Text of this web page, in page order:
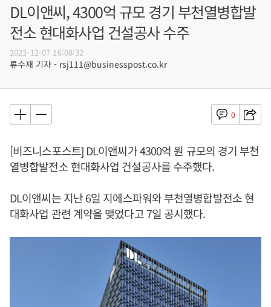
DL이앤씨, 4300억 규모 경기 부천열병합발
전소 현대화사업 건설공사 수주
2023-12-07 16:08:32
류수재 기자 - rsj111@businesspost.co.kr
0
[비즈니스포스트] DL이앤씨가 4300억 원 규모의 경기 부천
열병합발전소 현대화사업 건설공사를 수주했다.
DL이앤씨는 지난 6일 지에스파워와 부천열병합발전소 현
대화사업 관련 계약을 맺었다고 7일 공시했다.